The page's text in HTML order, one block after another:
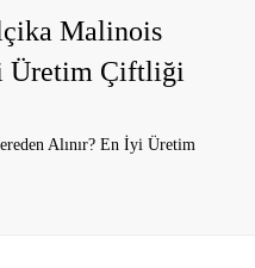
Malinois
Üretim Çiftliği
Alınır? En İyi Üretim